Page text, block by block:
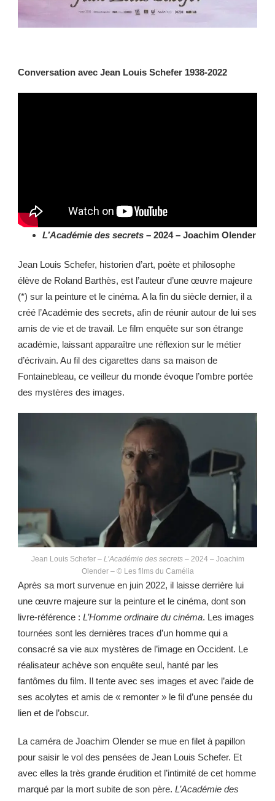
Conversation avec Jean Louis Schefer 1938-2022
L’Académie des secrets – 2024 – Joachim Olender
Jean Louis Schefer, historien d’art, poète et philosophe
élève de Roland Barthès, est l’auteur d’une œuvre majeure
(*) sur la peinture et le cinéma. A la fin du siècle dernier, il a
créé l’Académie des secrets, afin de réunir autour de lui ses
amis de vie et de travail. Le film enquête sur son étrange
académie, laissant apparaître une réflexion sur le métier
d’écrivain. Au fil des cigarettes dans sa maison de
Fontainebleau, ce veilleur du monde évoque l’ombre portée
des mystères des images.
Jean Louis Schefer – L’Académie des secrets – 2024 – Joachim
Olender – © Les films du Camélia
Après sa mort survenue en juin 2022, il laisse derrière lui
une œuvre majeure sur la peinture et le cinéma, dont son
livre-référence : L’Homme ordinaire du cinéma. Les images
tournées sont les dernières traces d’un homme qui a
consacré sa vie aux mystères de l’image en Occident. Le
réalisateur achève son enquête seul, hanté par les
fantômes du film. Il tente avec ses images et avec l’aide de
ses acolytes et amis de « remonter » le fil d’une pensée du
lien et de l’obscur.
La caméra de Joachim Olender se mue en filet à papillon
pour saisir le vol des pensées de Jean Louis Schefer. Et
avec elles la très grande érudition et l’intimité de cet homme
marqué par la mort subite de son père. L’Académie des